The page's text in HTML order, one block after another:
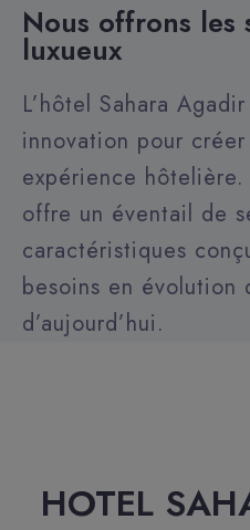
Nous offrons les
luxueux
L’hôtel Sahara
innovation pour
expérience
offre un éventail de
caractéristiques
besoins en évolution
d’aujourd’hui.
HOTEL